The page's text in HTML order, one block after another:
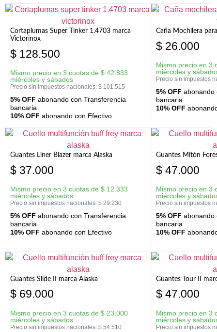
Cortaplumas Super Tinker 1.4703 marca
Victorinox
$ 128.500
Mismo precio en 3 cuotas de $ 42.833
miércoles y sábados
Precio sin impuestos nacionales: $ 101.515
5% OFF abonando con Transferencia
bancaria
10% OFF abonando con Efectivo
Caña Mochilera
$ 26.000
Mismo precio en 3
miércoles y
Precio sin impuestos
5% OFF abonando
bancaria
10% OFF
Guantes Liner Blazer marca Alaska
$ 37.000
Mismo precio en 3 cuotas de $ 12.333
miércoles y sábados
Precio sin impuestos nacionales: $ 29.230
5% OFF abonando con Transferencia
bancaria
10% OFF abonando con Efectivo
Guantes Mitón
$ 47.000
Mismo precio en 3
miércoles y
Precio sin impuestos
5% OFF abonando
bancaria
10% OFF
Guantes Slide II marca Alaska
$ 69.000
Mismo precio en 3 cuotas de $ 23.000
miércoles y sábados
Precio sin impuestos nacionales: $ 54.510
Guantes Tour II
$ 47.000
Mismo precio en 3
miércoles y
Precio sin impuestos